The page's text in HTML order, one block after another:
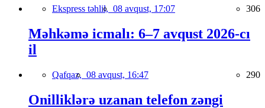
Ekspress təhlil, 08 avqust, 17:07 306
Məhkəmə icmalı: 6–7 avqust 2026-cı
il
Qafqaz, 08 avqust, 16:47 290
Onilliklərə uzanan telefon zəngi